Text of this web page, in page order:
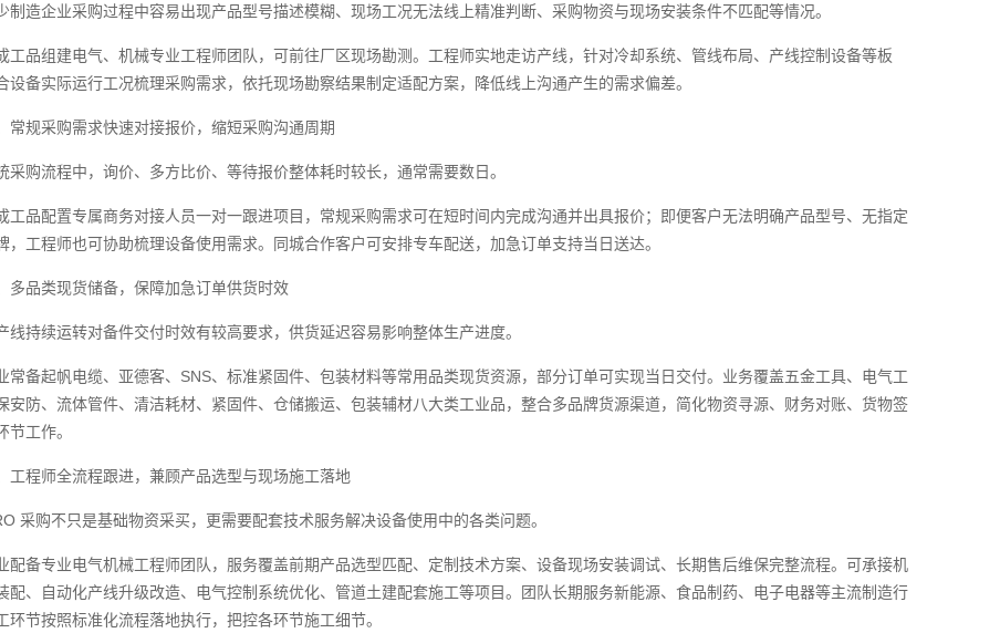
制造企业采购过程中容易出现产品型号描述模糊、现场工况无法线上精准判断、采购物资与现场安装条件不匹配等情况。
工品组建电气、机械专业工程师团队，可前往厂区现场勘测。工程师实地走访产线，针对冷却系统、管线布局、产线控制设备等板
设备实际运行工况梳理采购需求，依托现场勘察结果制定适配方案，降低线上沟通产生的需求偏差。
常规采购需求快速对接报价，缩短采购沟通周期
采购流程中，询价、多方比价、等待报价整体耗时较长，通常需要数日。
工品配置专属商务对接人员一对一跟进项目，常规采购需求可在短时间内完成沟通并出具报价；即便客户无法明确产品型号、无指定
，工程师也可协助梳理设备使用需求。同城合作客户可安排专车配送，加急订单支持当日送达。
多品类现货储备，保障加急订单供货时效
线持续运转对备件交付时效有较高要求，供货延迟容易影响整体生产进度。
常备起帆电缆、亚德客、SNS、标准紧固件、包装材料等常用品类现货资源，部分订单可实现当日交付。业务覆盖五金工具、电气工
安防、流体管件、清洁耗材、紧固件、仓储搬运、包装辅材八大类工业品，整合多品牌货源渠道，简化物资寻源、财务对账、货物签
节工作。
工程师全流程跟进，兼顾产品选型与现场施工落地
采购不只是基础物资采买，更需要配套技术服务解决设备使用中的各类问题。
配备专业电气机械工程师团队，服务覆盖前期产品选型匹配、定制技术方案、设备现场安装调试、长期售后维保完整流程。可承接机
配、自动化产线升级改造、电气控制系统优化、管道土建配套施工等项目。团队长期服务新能源、食品制药、电子电器等主流制造行
环节按照标准化流程落地执行，把控各环节施工细节。